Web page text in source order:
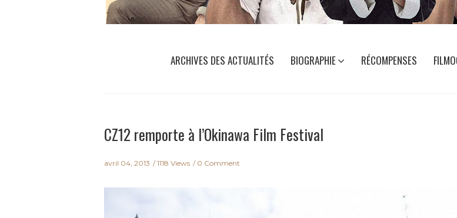
ARCHIVES DES ACTUALITÉS BIOGRAPHIE RÉCOMPENSES
CZ12 remporte à l’Okinawa Film Festival
avril 04, 2013 1118 Views 0 Comment